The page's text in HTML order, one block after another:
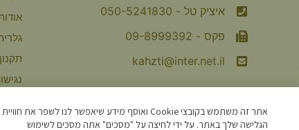
איציק טל - 050-5241830
פקס - 09-8999392
kahzti@inter.net.il
תקנון
אתר זה משתמש בקובצי Cookie ואוסף מידע שיאפשר לנו לשפר את חוויית
הגלישה שלך באתר. על ידי לחיצה על "מסכים" אתה מסכים לשימוש